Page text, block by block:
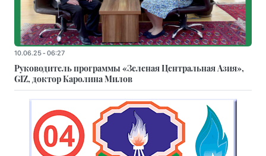
10.06.25 - 06:27
Руководитель программы «Зеленая Центральная Азия»,
GIZ, доктор Каролина Милов